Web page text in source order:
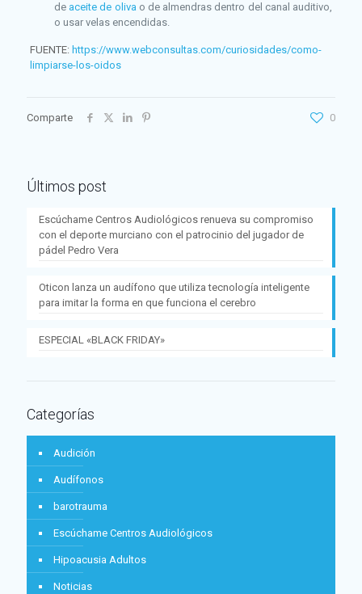
de aceite de oliva o de almendras dentro del canal auditivo,
o usar velas encendidas.
FUENTE: https://www.webconsultas.com/curiosidades/como-
limpiarse-los-oidos
Comparte 0
Últimos post
Escúchame Centros Audiológicos renueva su compromiso
con el deporte murciano con el patrocinio del jugador de
pádel Pedro Vera
Oticon lanza un audífono que utiliza tecnología inteligente
para imitar la forma en que funciona el cerebro
ESPECIAL «BLACK FRIDAY»
Categorías
Audición
Audífonos
barotrauma
Escúchame Centros Audiológicos
Hipoacusia Adultos
Noticias